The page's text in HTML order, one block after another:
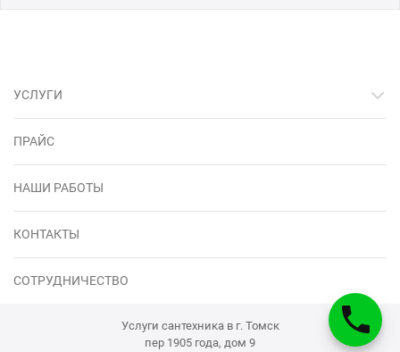
УСЛУГИ
ПРАЙС
НАШИ РАБОТЫ
КОНТАКТЫ
СОТРУДНИЧЕСТВО
Услуги сантехника в г. Томск
пер 1905 года, дом 9